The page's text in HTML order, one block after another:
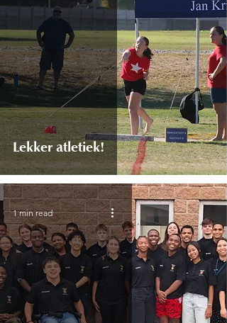
Lekker atletiek!
1 min read